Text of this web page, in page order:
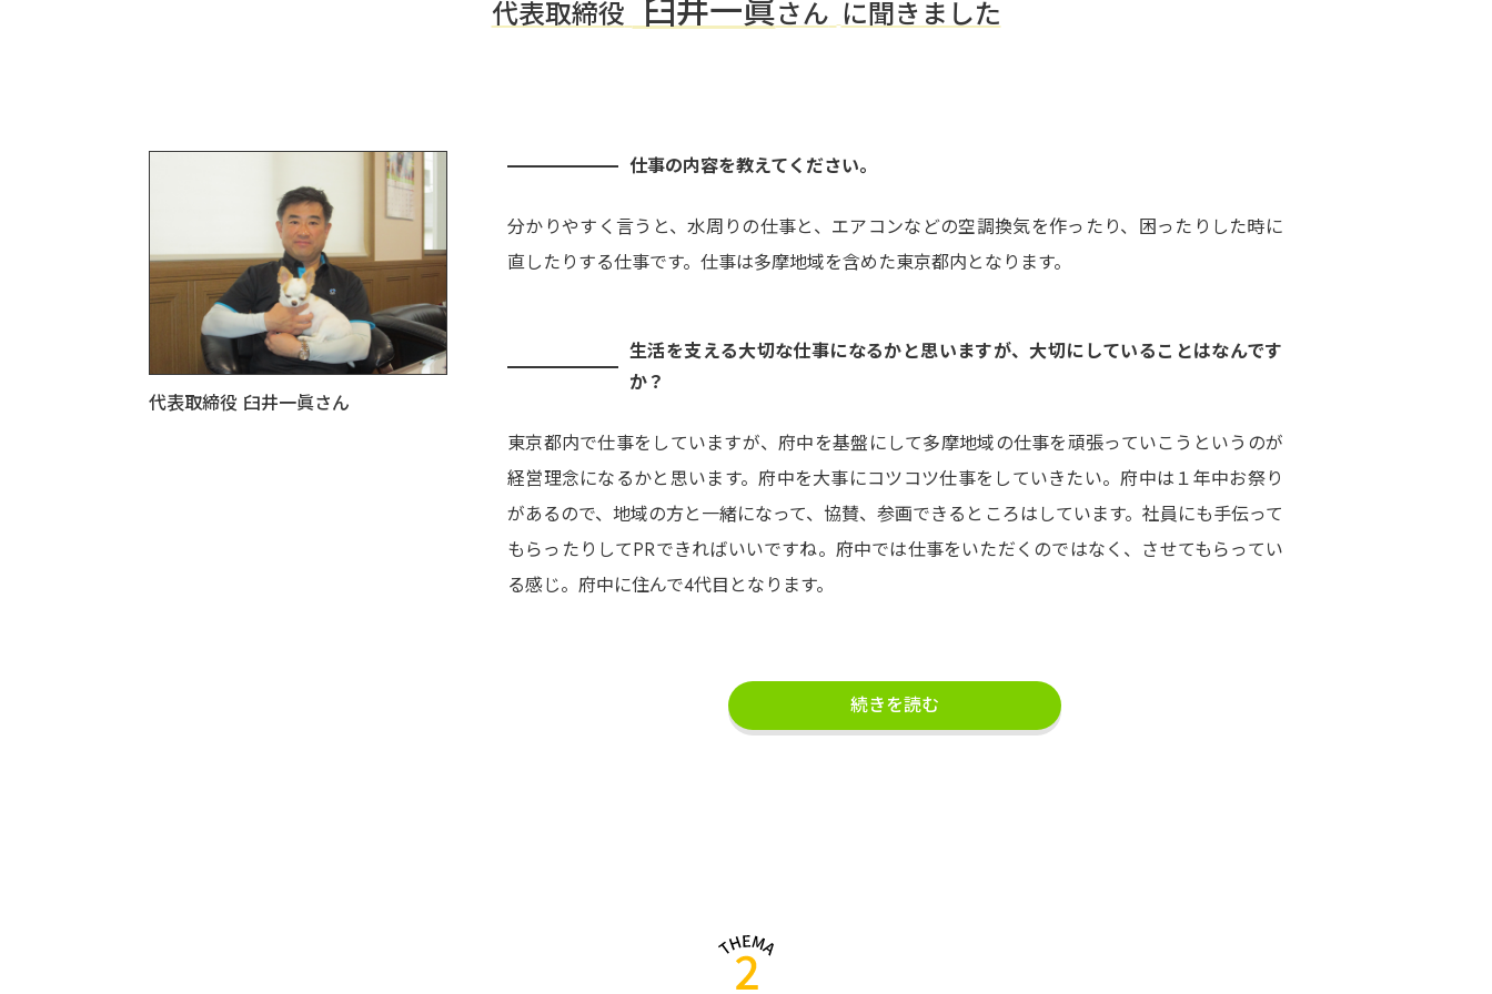
代表取締役 臼井一眞さん に聞きました
代表取締役 臼井一眞さん
仕事の内容を教えてください。
分かりやすく言うと、水周りの仕事と、エアコンなどの空調換気を作ったり、困ったりした時に
直したりする仕事です。仕事は多摩地域を含めた東京都内となります。
生活を支える大切な仕事になるかと思いますが、大切にしていることはなんです
か？
東京都内で仕事をしていますが、府中を基盤にして多摩地域の仕事を頑張っていこうというのが
経営理念になるかと思います。府中を大事にコツコツ仕事をしていきたい。府中は１年中お祭り
があるので、地域の方と一緒になって、協賛、参画できるところはしています。社員にも手伝って
もらったりしてPRできればいいですね。府中では仕事をいただくのではなく、させてもらってい
る感じ。府中に住んで4代目となります。
続きを読む